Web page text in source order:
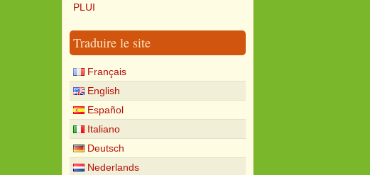
PLUI
Traduire le site
Français
English
Español
Italiano
Deutsch
Nederlands